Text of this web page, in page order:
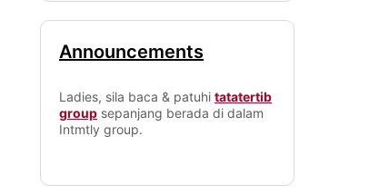
Announcements
Ladies, sila baca & patuhi tatatertib
group sepanjang berada di dalam
Intmtly group.